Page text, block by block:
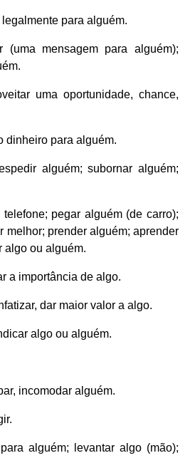
para alguém.
(uma mensagem para alguém);
uma oportunidade, chance,
dinheiro para alguém.
alguém; subornar alguém;
pegar alguém (de carro);
melhor; prender alguém; aprender
algo ou alguém.
a importância de algo.
dar maior valor a algo.
algo ou alguém.
incomodar alguém.
alguém; levantar algo (mão);